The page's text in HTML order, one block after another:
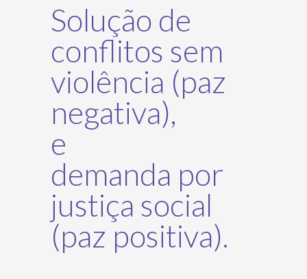
Solução de
conflitos sem
violência (paz
negativa),
e
demanda por
justiça social
(paz positiva).